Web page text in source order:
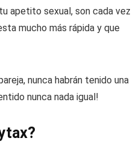
apetito sexual, son cada vez
mucho más rápida y que
nunca habrán tenido una
nunca nada igual!